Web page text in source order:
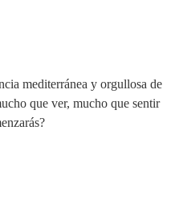
mediterránea y orgullosa de
que ver, mucho que sentir